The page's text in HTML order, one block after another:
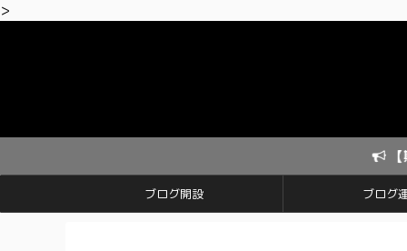
>
【期間限定】
ブログ開設 ブログ